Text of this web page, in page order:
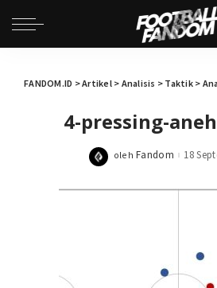
FANDOM.ID >Artikel> Analisis > Taktik>
4-pressing-
Posted
oleh Fandom 18